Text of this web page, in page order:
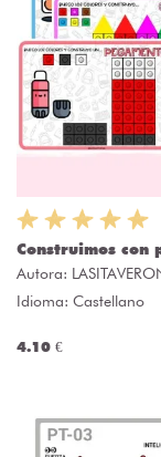
Construimos con
Autora:
Idioma: Castellano
4.10 €